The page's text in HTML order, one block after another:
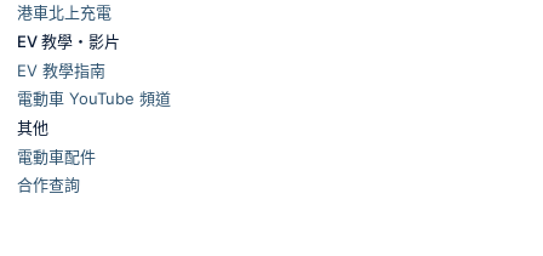
港車北上充電
EV 教學・影片
EV 教學指南
電動車 YouTube 頻道
其他
電動車配件
合作查詢